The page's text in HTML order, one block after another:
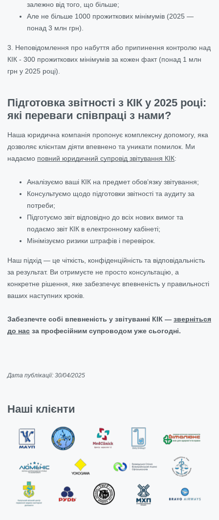
залежно від того, що більше;
Але не більше 1000 прожиткових мінімумів (2025 —
понад 3 млн грн).
3. Неповідомлення про набуття або припинення контролю над
КІК - 300 прожиткових мінімумів за кожен факт (понад 1 млн
грн у 2025 році).
Підготовка звітності з КІК у 2025 році:
які переваги співпраці з нами?
Наша юридична компанія пропонує комплексну допомогу, яка
дозволяє клієнтам діяти впевнено та уникати помилок. Ми
надаємо повний юридичний супровід звітування КІК:
Аналізуємо ваші КІК на предмет обов’язку звітування;
Консультуємо щодо підготовки звітності та аудиту за
потреби;
Підготуємо звіт відповідно до всіх нових вимог та
подаємо звіт КІК в електронному кабінеті;
Мінімізуємо ризики штрафів і перевірок.
Наш підхід — це чіткість, конфіденційність та відповідальність
за результат. Ви отримуєте не просто консультацію, а
конкретне рішення, яке забезпечує впевненість у правильності
ваших наступних кроків.
Забезпечте собі впевненість у звітуванні КІК — зверніться
до нас за професійним супроводом уже сьогодні.
Дата публікації: 30/04/2025
Наші клієнти